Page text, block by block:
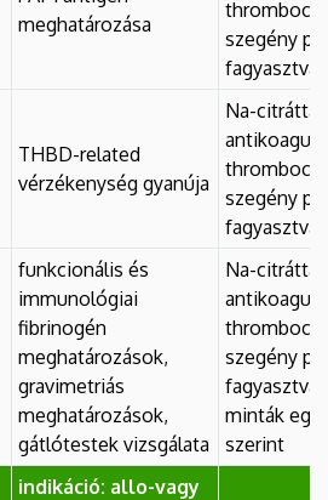
meghatározása
szegény
fagyasztva
THBD-related
vérzékenység gyanúja
Na-citráttal
szegény
fagyasztva
funkcionális és
immunológiai
fibrinogén
meghatározások,
gravimetriás
meghatározások,
gátlótestek vizsgálata
Na-citráttal
szegény
minták
szerint
indikáció: allo-vagy